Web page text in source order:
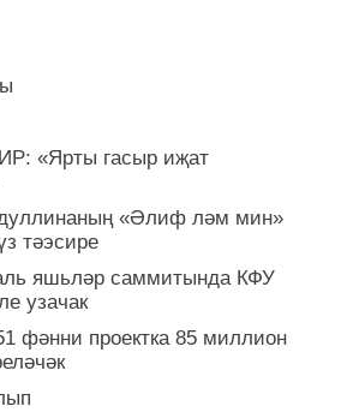
«Ярты гасыр иҗат
«Әлиф ләм мин»
тәэсире
яшьләр саммитында КФУ
узачак
фәнни проектка 85 миллион